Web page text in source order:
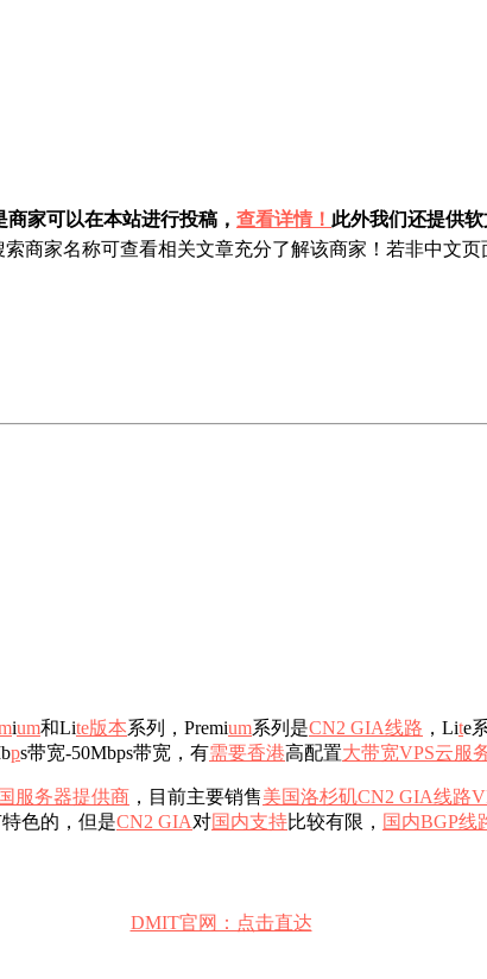
家可以在本站进行投稿， 查看详情！ 此外我们还提供
商家名称可查看相关文章充分了解该商家！若非中文页
ium和Lite版本系列，Premium系列是CN2 GIA线路 ，Lite
ps带宽-50Mbps带宽，有需要香港高配置大带宽VPS云服
服务器提供商 ，目前主要销售美国洛杉矶CN2 GIA线路
色的，但是CN2 GIA对国内支持比较有限， 国内BGP线
DMIT官网：点击直达